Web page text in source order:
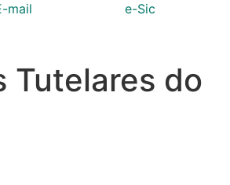
mail e-Sic
Tutelares do